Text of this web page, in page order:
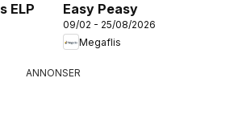
ELP Easy Peasy
09/02 - 25/08/2026
Megaflis
ANNONSER